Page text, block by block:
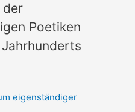
der
Poetiken
Jahrhunderts
eigenständiger